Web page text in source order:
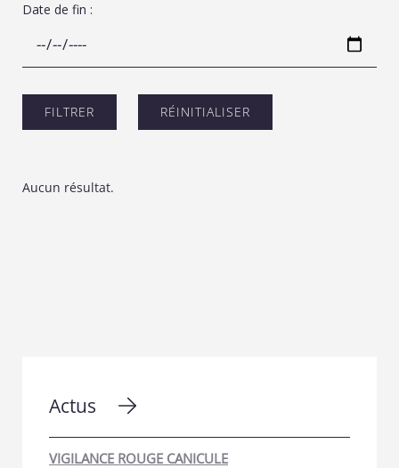
Date de fin :
Aucun résultat.
Actus
VIGILANCE ROUGE CANICULE